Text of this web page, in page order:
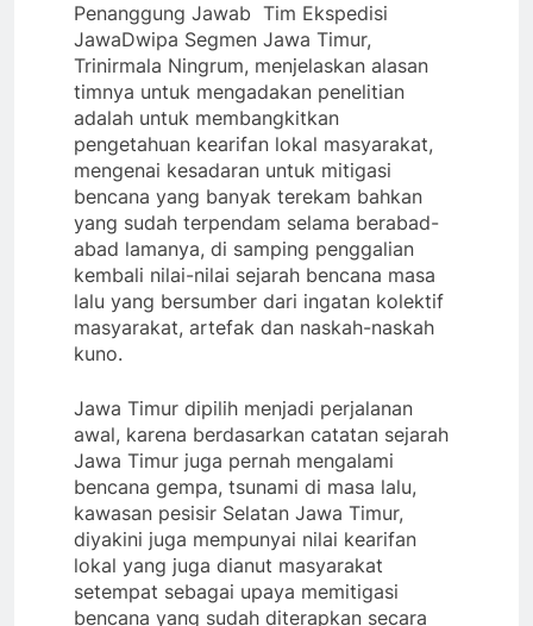
Penanggung Jawab Tim Ekspedisi
JawaDwipa Segmen Jawa Timur,
Trinirmala Ningrum, menjelaskan alasan
timnya untuk mengadakan penelitian
adalah untuk membangkitkan
pengetahuan kearifan lokal masyarakat,
mengenai kesadaran untuk mitigasi
bencana yang banyak terekam bahkan
yang sudah terpendam selama berabad-
abad lamanya, di samping penggalian
kembali nilai-nilai sejarah bencana masa
lalu yang bersumber dari ingatan kolektif
masyarakat, artefak dan naskah-naskah
kuno.
Jawa Timur dipilih menjadi perjalanan
awal, karena berdasarkan catatan sejarah
Jawa Timur juga pernah mengalami
bencana gempa, tsunami di masa lalu,
kawasan pesisir Selatan Jawa Timur,
diyakini juga mempunyai nilai kearifan
lokal yang juga dianut masyarakat
setempat sebagai upaya memitigasi
bencana yang sudah diterapkan secara